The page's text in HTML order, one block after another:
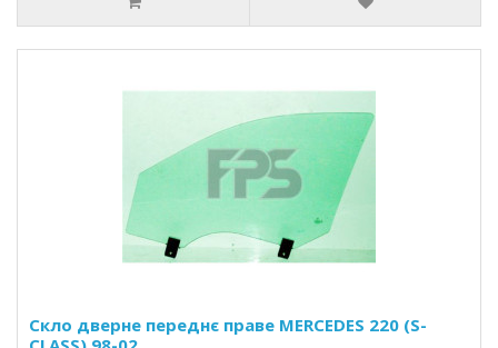
Скло дверне переднє праве MERCEDES 220 (S-